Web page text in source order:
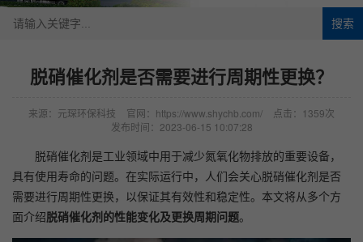
搜索
脱硝催化剂是否需要进行周期性更换？
来源：元琛环保科技 官网：https://www.shychb.com/
点击：1359次
发布时间：2023-06-15 10:07:28
脱硝催化剂是工业领域中用于减少氮氧化物排放的重要设备，
具有使用寿命的问题。在实际运行中，人们会关心脱硝催化剂是否
需要进行周期性更换，以保证其有效性和稳定性。本文将从多个方
面介绍脱硝催化剂的性能变化及更换周期问题。